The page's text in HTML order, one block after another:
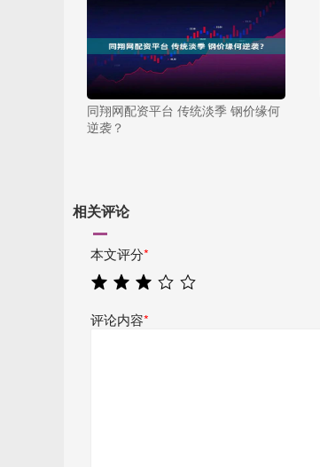
同翔网配资平台 传统淡季 钢价缘何
逆袭？
相关评论
本文评分*
评论内容*